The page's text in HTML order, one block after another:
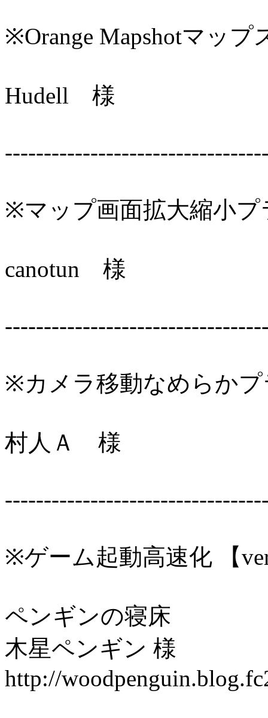
※Orange Mapshotマッ
Hudell 様
※マップ画面拡大縮小プ
canotun 様
※カメラ移動なめらか
村人Ａ 様
※ゲーム起動高速化 【
ペンギンの寝床
木星ペンギン 様
http://